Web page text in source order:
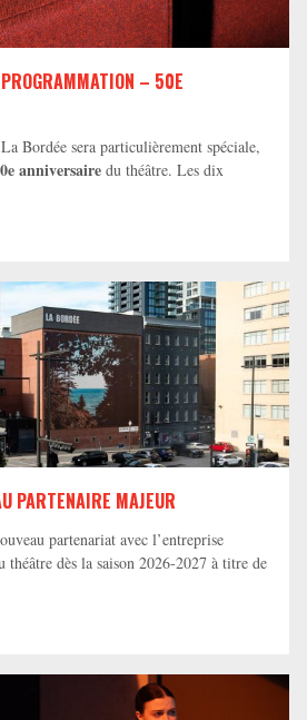
– 50E
Bordée sera particulièrement spéciale,
anniversaire du théâtre. Les dix
PARTENAIRE MAJEUR
partenariat avec l’entreprise
théâtre dès la saison 2026-2027 à titre de